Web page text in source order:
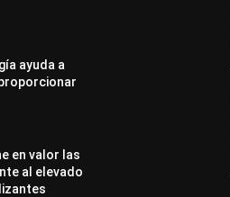
ayuda a
en valor las
al elevado